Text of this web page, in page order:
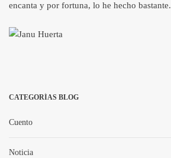
encanta y por fortuna, lo he hecho bastante.
CATEGORÍAS BLOG
Cuento
Noticia